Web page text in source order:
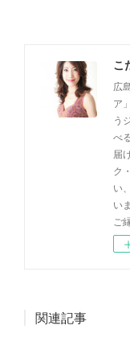
広
ア
う
べ
届
ク
い
い
ご
関連記事